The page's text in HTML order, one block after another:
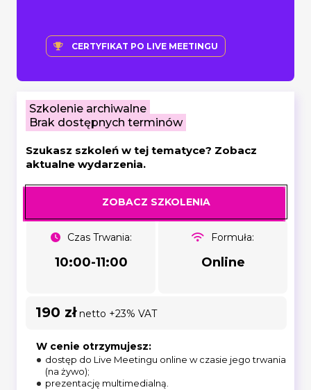
CERTYFIKAT PO LIVE MEETINGU
Szkolenie archiwalne
Brak dostępnych terminów
Szukasz szkoleń w tej tematyce? Zobacz
aktualne wydarzenia.
ZOBACZ SZKOLENIA
Czas Trwania:
10:00-11:00
Formuła:
Online
190 złnetto +23% VAT
W cenie otrzymujesz:
dostęp do Live Meetingu online w czasie jego trwania
(na żywo);
prezentację multimedialną.